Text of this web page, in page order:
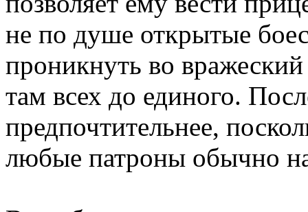
не по душе открытые
проникнуть во вражеский
там всех до единого.
предпочтительнее,
любые патроны обычно